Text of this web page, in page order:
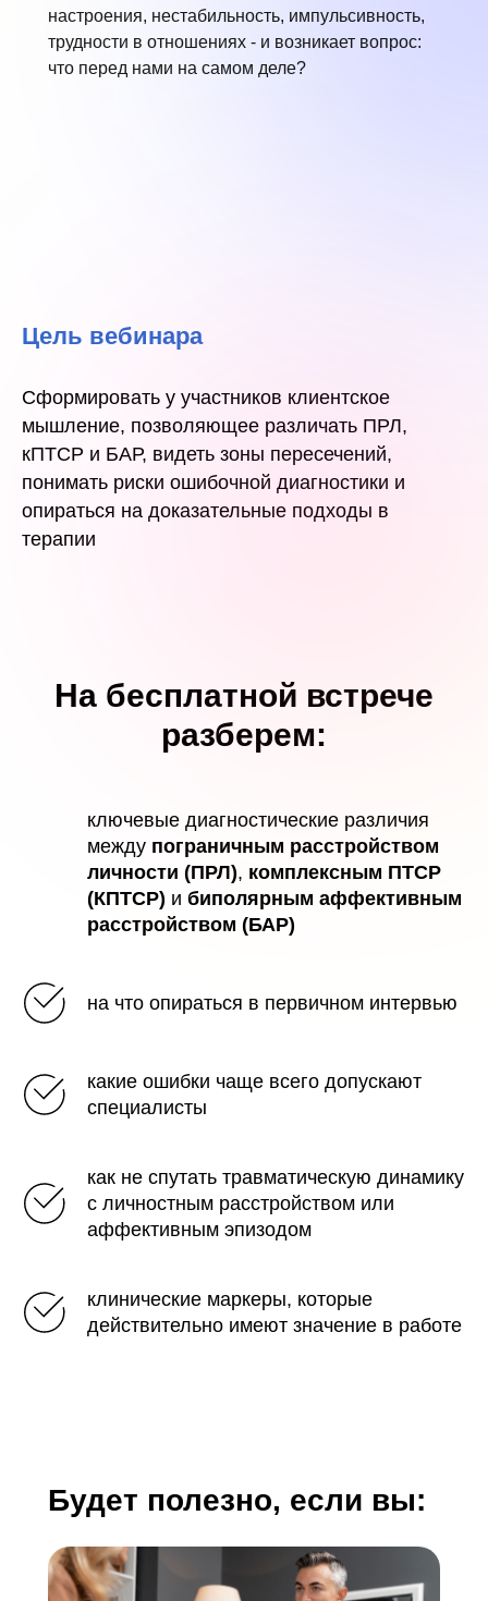
настроения, нестабильность, импульсивность,
трудности в отношениях - и возникает вопрос:
что перед нами на самом деле?
Цель вебинара
Сформировать у участников клиентское
мышление, позволяющее различать ПРЛ,
кПТСР и БАР, видеть зоны пересечений,
понимать риски ошибочной диагностики и
опираться на доказательные подходы в
терапии
На бесплатной встрече
разберем:
ключевые диагностические различия
между пограничным расстройством
личности (ПРЛ), комплексным ПТСР
(КПТСР) и биполярным аффективным
расстройством (БАР)
на что опираться в первичном интервью
какие ошибки чаще всего допускают
специалисты
как не спутать травматическую динамику
с личностным расстройством или
аффективным эпизодом
клинические маркеры, которые
действительно имеют значение в работе
Будет полезно, если вы: